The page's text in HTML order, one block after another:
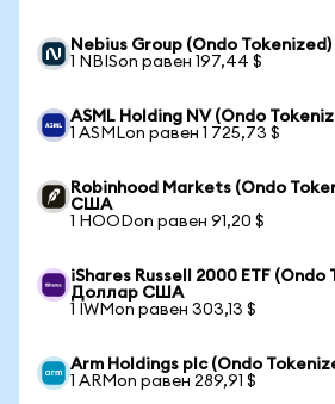
Nebius Group (Ondo
1 NBISon равен 197,44 $
ASML Holding NV (Ondo
1 ASMLon равен 1 725,73 $
Robinhood Markets (Ondo
США
1 HOODon равен 91,20 $
iShares Russell 2000 ETF (Ondo
Доллар США
1 IWMon равен 303,13 $
Arm Holdings plc (Ondo
1 ARMon равен 289,91 $